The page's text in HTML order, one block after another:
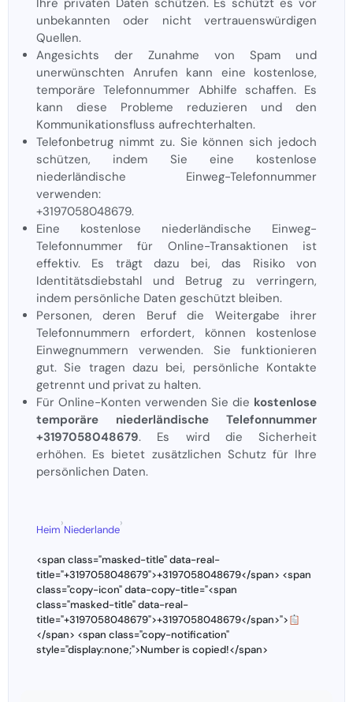
Ihre privaten Daten schützen. Es schützt es vor
unbekannten oder nicht vertrauenswürdigen
Quellen.
Angesichts der Zunahme von Spam und
unerwünschten Anrufen kann eine kostenlose,
temporäre Telefonnummer Abhilfe schaffen. Es
kann diese Probleme reduzieren und den
Kommunikationsfluss aufrechterhalten.
Telefonbetrug nimmt zu. Sie können sich jedoch
schützen, indem Sie eine kostenlose
niederländische Einweg-Telefonnummer
verwenden:
+3197058048679.
Eine kostenlose niederländische Einweg-
Telefonnummer für Online-Transaktionen ist
effektiv. Es trägt dazu bei, das Risiko von
Identitätsdiebstahl und Betrug zu verringern,
indem persönliche Daten geschützt bleiben.
Personen, deren Beruf die Weitergabe ihrer
Telefonnummern erfordert, können kostenlose
Einwegnummern verwenden. Sie funktionieren
gut. Sie tragen dazu bei, persönliche Kontakte
getrennt und privat zu halten.
Für Online-Konten verwenden Sie die kostenlose
temporäre niederländische Telefonnummer
+3197058048679. Es wird die Sicherheit
erhöhen. Es bietet zusätzlichen Schutz für Ihre
persönlichen Daten.
Heim
›
Niederlande
›
<span class="masked-title" data-real-
title="+3197058048679">+3197058048679</span> <span
class="copy-icon" data-copy-title="<span
class="masked-title" data-real-
title="+3197058048679">+3197058048679</span>">
</span> <span class="copy-notification"
style="display:none;">Number is copied!</span>